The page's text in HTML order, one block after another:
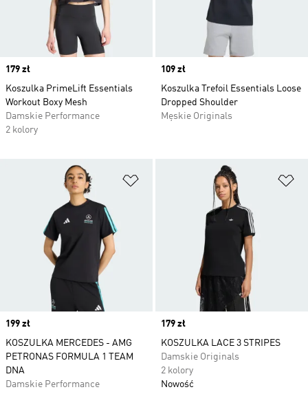
Price
179 zł
Koszulka PrimeLift Essentials
Workout Boxy Mesh
Damskie Performance
2 kolory
Price
109 zł
Koszulka Trefoil Essentials Loose
Dropped Shoulder
Męskie Originals
Dodaj do listy życzeń
Price
199 zł
KOSZULKA MERCEDES - AMG
PETRONAS FORMULA 1 TEAM
DNA
Damskie Performance
Price
179 zł
KOSZULKA LACE 3 STRIPES
Damskie Originals
2 kolory
Nowość